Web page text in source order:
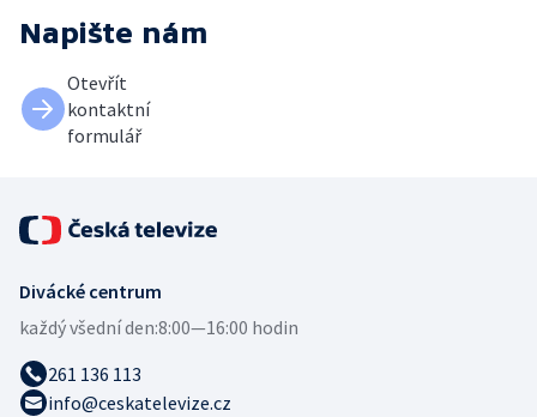
Napište nám
Otevřít
kontaktní
formulář
Divácké centrum
každý všední den:8:00—16:00 hodin
261 136 113
info@ceskatelevize.cz